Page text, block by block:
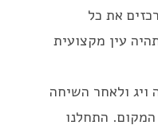
את כל
עין מקצועית
ויג ולאחר השיחה
התחלנו